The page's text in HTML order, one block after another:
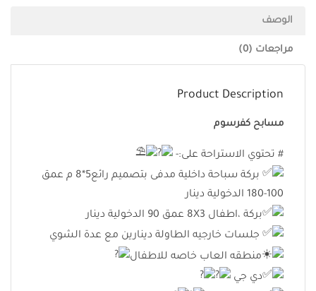
الوصف
مراجعات (0)
Product Description
مسابح كفرسوم
# تحتوي الاستراحة على:-
بركة سباحة داخلية مدفى بتصميم رائع5*8 م عمق
100-180 الدخولية دينار
بركة ،اطفال 8X3 عمق 90 الدخولية دينار
جلسات خارجيه الطاولة دينارين مع عدة الشوي
منطقه العاب خاصه للاطفال
دي جي